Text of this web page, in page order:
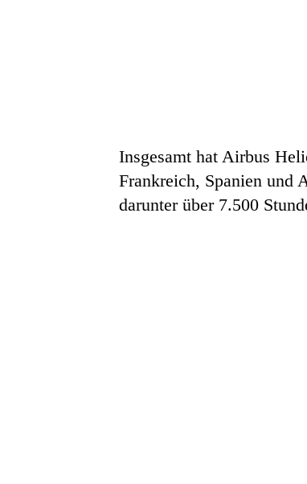
Insgesamt hat Airbus
Frankreich, Spanien und
darunter über 7.500